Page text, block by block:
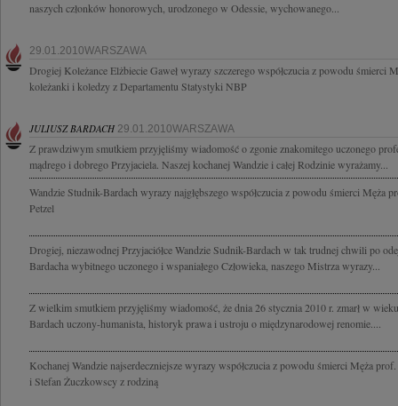
naszych członków honorowych, urodzonego w Odessie, wychowanego...
29.01.2010WARSZAWA
Drogiej Koleżance Elżbiecie Gaweł wyrazy szczerego współczucia z powodu śmierci
koleżanki i koledzy z Departamentu Statystyki NBP
JULIUSZ BARDACH 29.01.2010WARSZAWA
Z prawdziwym smutkiem przyjęliśmy wiadomość o zgonie znakomitego uczonego
mądrego i dobrego Przyjaciela. Naszej kochanej Wandzie i całej Rodzinie wyrażamy...
Wandzie Studnik-Bardach wyrazy najgłębszego współczucia z powodu śmierci Męża
Petzel
Drogiej, niezawodnej Przyjaciółce Wandzie Sudnik-Bardach w tak trudnej chwili po
Bardacha wybitnego uczonego i wspaniałego Człowieka, naszego Mistrza wyrazy...
Z wielkim smutkiem przyjęliśmy wiadomość, że dnia 26 stycznia 2010 r. zmarł w
Bardach uczony-humanista, historyk prawa i ustroju o międzynarodowej renomie....
Kochanej Wandzie najserdeczniejsze wyrazy współczucia z powodu śmierci Męża
i Stefan Żuczkowscy z rodziną